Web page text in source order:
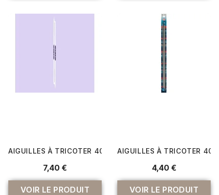
AIGUILLES À TRICOTER 40 CM À BOULE PRYM
7,40 €
VOIR LE PRODUIT
AIGUILLES À TRICOTER 40
4,40 €
VOIR LE PRODUIT